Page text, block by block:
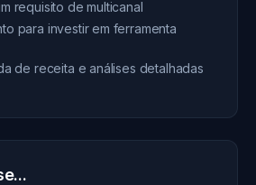
requisito de multicanal
para investir em ferramenta
de receita e análises detalhadas